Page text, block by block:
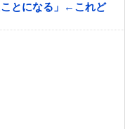
とになる」←これど